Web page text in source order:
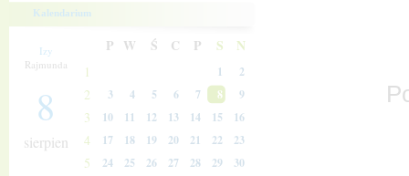
Kalendarium
Izy
Rajmunda
8
sierpien
P W Ś C P S N
1 1 2
2 3 4 5 6 7 8 9
3 10 11 12 13 14 15 16
4 17 18 19 20 21 22 23
5 24 25 26 27 28 29 30